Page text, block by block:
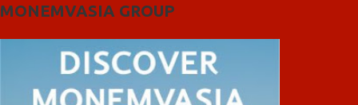
MONEMVASIA GROUP